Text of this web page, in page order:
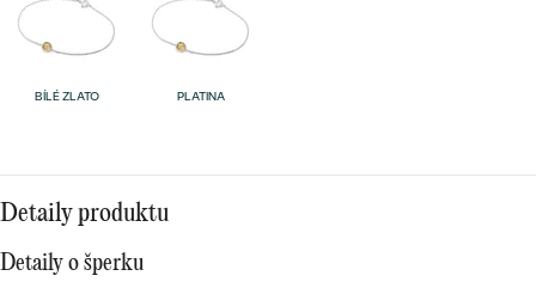
Wave kolekce
PODLE TVARU KAMENE
NA MÍRU
PROHLÉDNOUT
Personalizované
Nejprodávanější
prsteny
BÍLÉ ZLATO PLATINA
Detaily produktu
Detaily o šperku